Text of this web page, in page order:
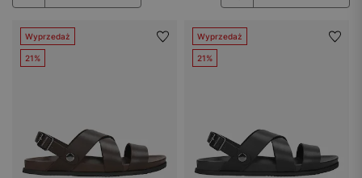
Wyprzedaż
21%
Wyprzedaż
21%